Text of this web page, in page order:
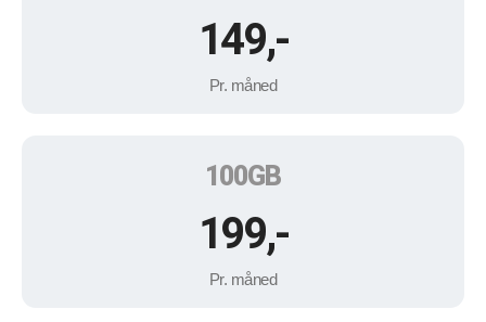
149,-
Pr. måned
100GB
199,-
Pr. måned